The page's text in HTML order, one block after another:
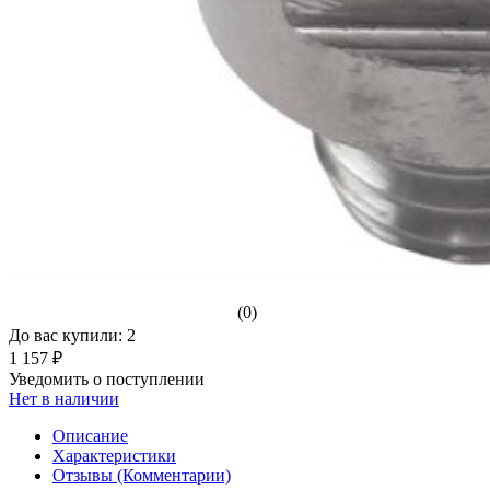
(0)
До вас купили: 2
1 157 ₽
Уведомить о поступлении
Нет в наличии
Описание
Характеристики
Отзывы (Комментарии)